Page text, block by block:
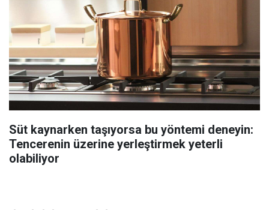
Süt kaynarken taşıyorsa bu yöntemi deneyin:
Tencerenin üzerine yerleştirmek yeterli
olabiliyor